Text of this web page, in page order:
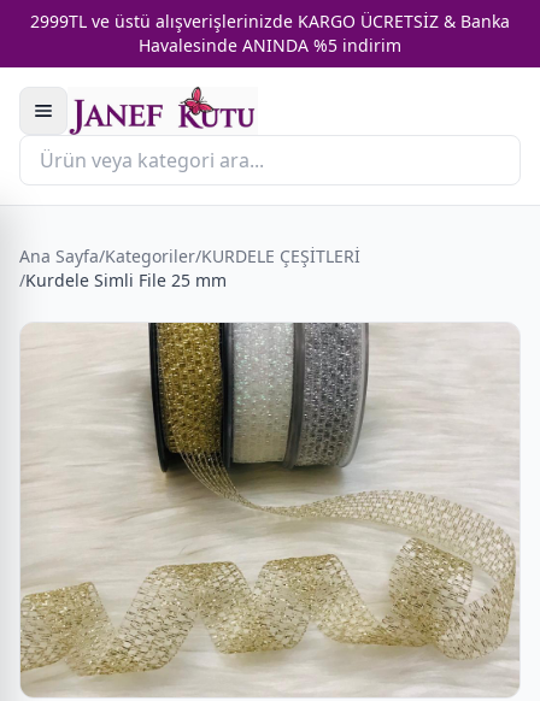
2999TL ve üstü alışverişlerinizde KARGO ÜCRETSİZ & Banka
Havalesinde ANINDA %5 indirim
Ana Sayfa/Kategoriler/KURDELE ÇEŞİTLERİ
/Kurdele Simli File 25 mm